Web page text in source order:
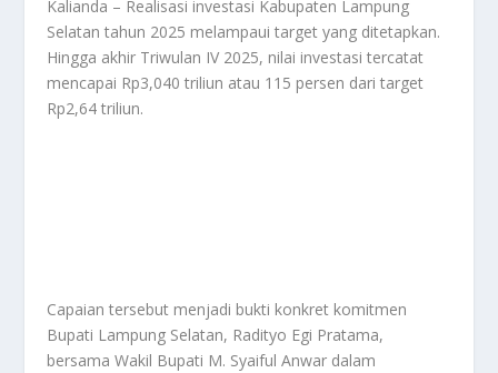
Kalianda – Realisasi investasi Kabupaten Lampung
Selatan tahun 2025 melampaui target yang ditetapkan.
Hingga akhir Triwulan IV 2025, nilai investasi tercatat
mencapai Rp3,040 triliun atau 115 persen dari target
Rp2,64 triliun.
Capaian tersebut menjadi bukti konkret komitmen
Bupati Lampung Selatan, Radityo Egi Pratama,
bersama Wakil Bupati M. Syaiful Anwar dalam